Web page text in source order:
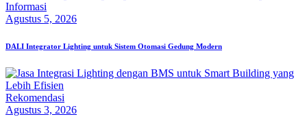
Informasi
Agustus 5, 2026
DALI Integrator Lighting untuk Sistem Otomasi Gedung Modern
Rekomendasi
Agustus 3, 2026